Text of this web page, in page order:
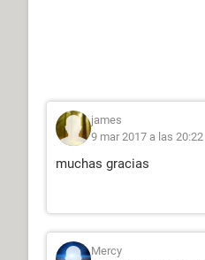
james
9 mar 2017 a las 20:22
muchas gracias
Mercy